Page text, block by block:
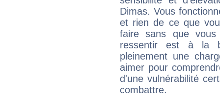
Dimas. Vous
et rien de ce que
faire sans que
ressentir est à la
pleinement une
aimer pour
d'une vulnérabilité
combattre.